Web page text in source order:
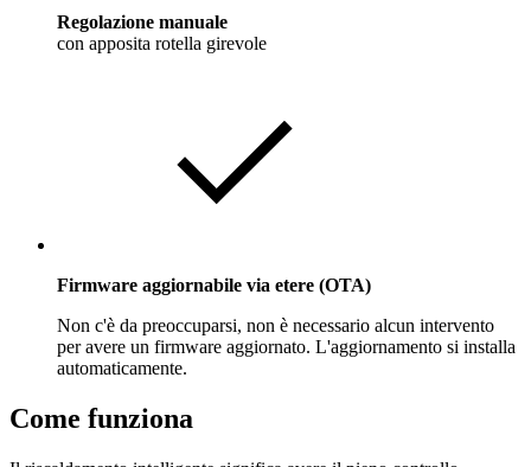
Regolazione manuale
con apposita rotella girevole
Firmware aggiornabile via etere (OTA)
Non c'è da preoccuparsi, non è necessario alcun intervento
per avere un firmware aggiornato. L'aggiornamento si installa
automaticamente.
Come funziona